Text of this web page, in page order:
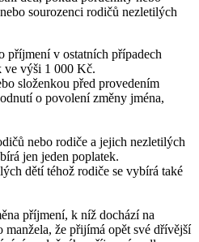
sourozenci rodičů nezletilých
příjmení v ostatních případech
ve výši 1 000 Kč.
složenkou před provedením
o povolení změny jména,
nebo rodiče a jejich nezletilých
jen jeden poplatek.
dětí téhož rodiče se vybírá také
příjmení, k níž dochází na
manžela, že přijímá opět své dřívější